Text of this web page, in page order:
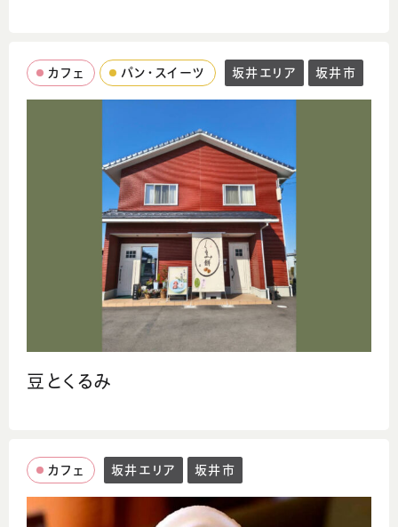
カフェ パン・スイーツ 坂井エリア 坂井市
豆とくるみ
カフェ 坂井エリア 坂井市